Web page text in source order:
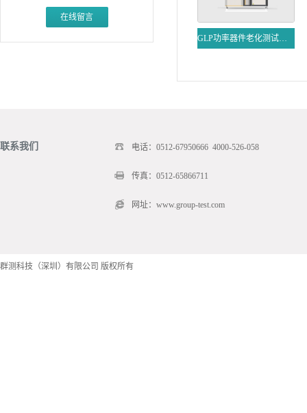
在线留言
GLP功率器件老化测试系统
联系我们 电话：0512-67950666 4000-526-058
传真：0512-65866711
网址：www.group-test.com
群测科技（深圳）有限公司 版权所有